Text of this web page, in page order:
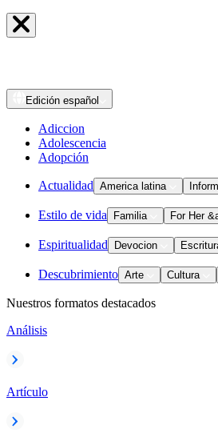
Edición español
Adiccion
Adolescencia
Adopción
Actualidad America latina
Estilo de vida Familia For Her
Espiritualidad Devocion
Descubrimiento Arte Cultura
Nuestros formatos destacados
Análisis
Artículo